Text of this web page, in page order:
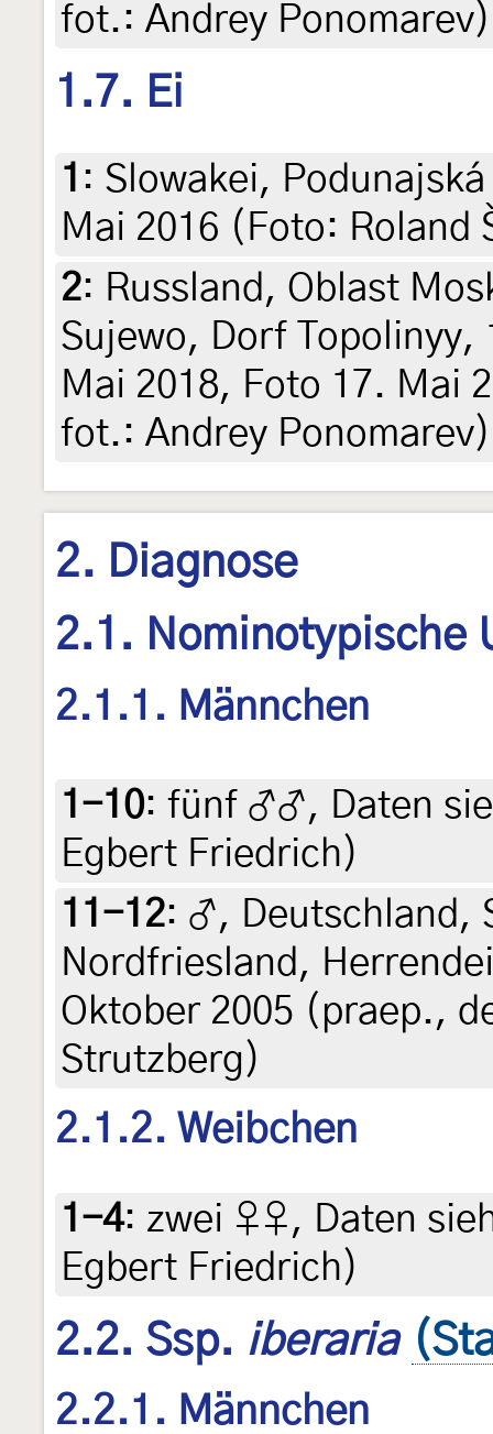
fot.: Andrey Ponomarev)
1.7. Ei
1 : Slowakei,
Mai 2016 (Foto: Roland
2: Russland, Oblast
Sujewo, Dorf
Mai 2018, Foto 17. Mai
fot.: Andrey Ponomarev)
2. Diagnose
2.1. Nominotypische
2.1.1. Männchen
1-10: fünf ♂♂, Daten
Egbert Friedrich)
11-12: ♂, Deutschland,
Nordfriesland,
Oktober 2005 (praep.,
Strutzberg)
2.1.2. Weibchen
1-4: zwei ♀♀, Daten
Egbert Friedrich)
2.2. Ssp. iberaria
2.2.1. Männchen